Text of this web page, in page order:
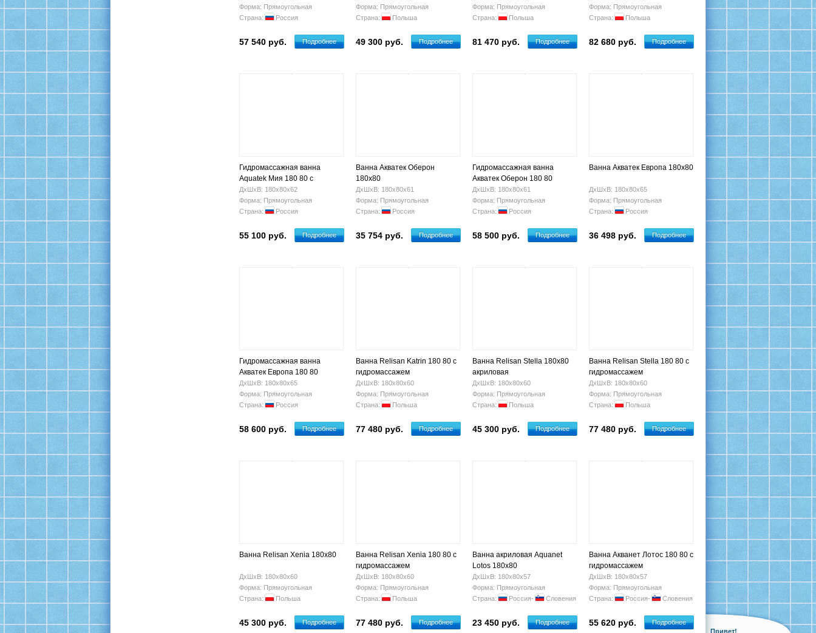
Форма: Прямоугольная
Страна:
Россия
57 540 руб. Подробнее
Форма: Прямоугольная
Страна:
Польша
49 300 руб. Подробнее
Форма: Прямоугольная
Страна:
Польша
81 470 руб. Подробнее
Форма: Прямоугольная
Страна:
Польша
82 680 руб. Подробнее
Гидромассажная ванна
Aquatek Мия 180 80 с
центральным сливом
ДхШхВ: 180х80х62
Форма: Прямоугольная
Страна:
Россия
55 100 руб. Подробнее
Ванна Акватек Оберон
180х80
ДхШхВ: 180х80х61
Форма: Прямоугольная
Страна:
Россия
35 754 руб. Подробнее
Гидромассажная ванна
Акватек Оберон 180 80
ДхШхВ: 180х80х61
Форма: Прямоугольная
Страна:
Россия
58 500 руб. Подробнее
Ванна Акватек Европа 180х80
ДхШхВ: 180х80х65
Форма: Прямоугольная
Страна:
Россия
36 498 руб. Подробнее
Гидромассажная ванна
Акватек Европа 180 80
ДхШхВ: 180х80х65
Форма: Прямоугольная
Страна:
Россия
58 600 руб. Подробнее
Ванна Relisan Katrin 180 80 с
гидромассажем
ДхШхВ: 180х80х60
Форма: Прямоугольная
Страна:
Польша
77 480 руб. Подробнее
Ванна Relisan Stella 180x80
акриловая
ДхШхВ: 180х80х60
Форма: Прямоугольная
Страна:
Польша
45 300 руб. Подробнее
Ванна Relisan Stella 180 80 с
гидромассажем
ДхШхВ: 180х80х60
Форма: Прямоугольная
Страна:
Польша
77 480 руб. Подробнее
Ванна Relisan Xenia 180x80
ДхШхВ: 180х80х60
Форма: Прямоугольная
Страна:
Польша
45 300 руб. Подробнее
Ванна Relisan Xenia 180 80 с
гидромассажем
ДхШхВ: 180х80х60
Форма: Прямоугольная
Страна:
Польша
77 480 руб. Подробнее
Ванна акриловая Aquanet
Lotos 180x80
ДхШхВ: 180х80х57
Форма: Прямоугольная
Страна:
Россия- Словения
23 450 руб. Подробнее
Ванна Акванет Лотос 180 80 с
гидромассажем
ДхШхВ: 180х80х57
Форма: Прямоугольная
Страна:
Россия- Словения
55 620 руб.
Подробнее
Привет!